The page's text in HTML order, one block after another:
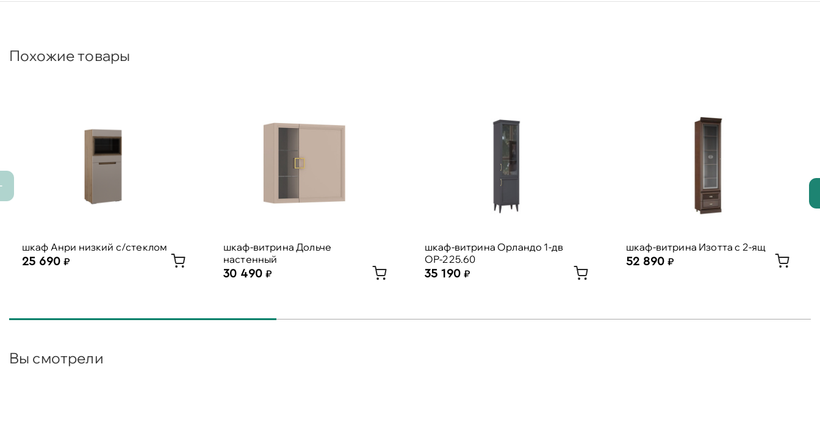
Похожие товары
шкаф Анри низкий с/стеклом
25 690
шкаф-витрина Дольче
настенный
30 490
шкаф-витрина Орландо 1-дв
ОР-225.60
35 190
шкаф-витрина Изотта с 2-ящ
52 890
Вы смотрели